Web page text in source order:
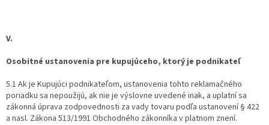
V.
Osobitné ustanovenia pre kupujúceho, ktorý je podnikateľ
5.1 Ak je Kupujúci podnikateľom, ustanovenia tohto reklamačného
poriadku sa nepoužijú, ak nie je výslovne uvedené inak, a uplatní sa
zákonná úprava zodpovednosti za vady tovaru podľa ustanovení § 422
a nasl. Zákona 513/1991 Obchodného zákonníka v platnom znení.